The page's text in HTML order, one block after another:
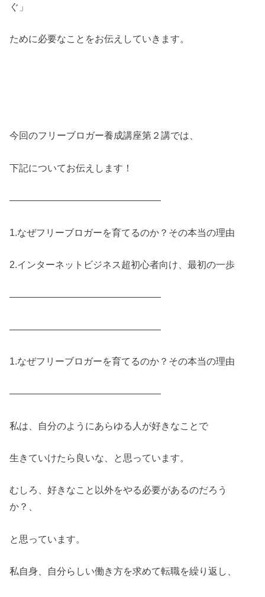
ぐ」
ために必要なことをお伝えしていきます。
今回のフリーブロガー養成講座第２講では、
下記についてお伝えします！
————————————————
1.なぜフリーブロガーを育てるのか？その本当の理由
2.インターネットビジネス超初心者向け、最初の一歩
————————————————
————————————————
1.なぜフリーブロガーを育てるのか？その本当の理由
————————————————
私は、自分のようにあらゆる人が好きなことで
生きていけたら良いな、と思っています。
むしろ、好きなこと以外をやる必要があるのだろう
か？、
と思っています。
私自身、自分らしい働き方を求めて転職を繰り返し、